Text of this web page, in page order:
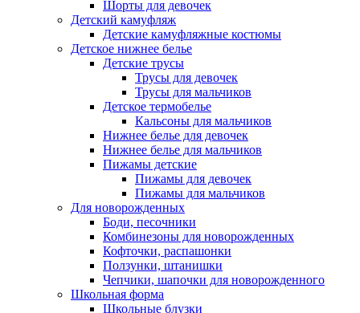
Шорты для девочек
Детский камуфляж
Детские камуфляжные костюмы
Детское нижнее белье
Детские трусы
Трусы для девочек
Трусы для мальчиков
Детское термобелье
Кальсоны для мальчиков
Нижнее белье для девочек
Нижнее белье для мальчиков
Пижамы детские
Пижамы для девочек
Пижамы для мальчиков
Для новорожденных
Боди, песочники
Комбинезоны для новорожденных
Кофточки, распашонки
Ползунки, штанишки
Чепчики, шапочки для новорожденного
Школьная форма
Школьные блузки